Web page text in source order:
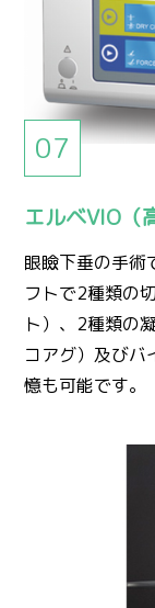
エルベVIO（
眼瞼下垂の手術
フトで2種類の
ト）、2種類の
コアグ）及びバ
憶も可能です。